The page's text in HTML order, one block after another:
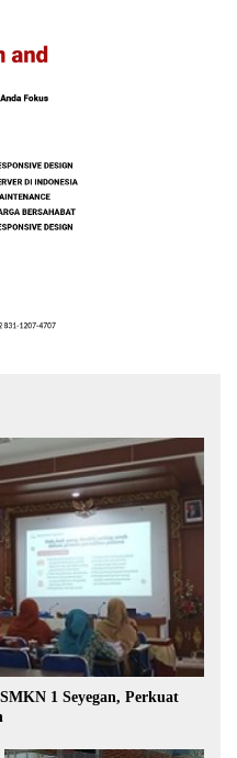
1 Seyegan, Perkuat